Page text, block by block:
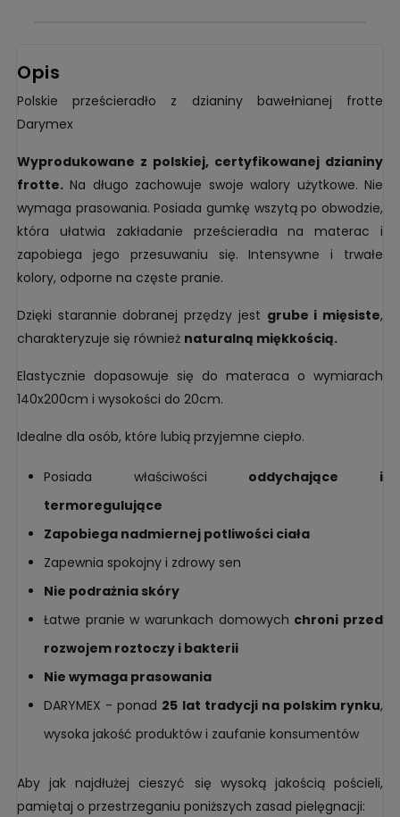
Opis
Polskie prześcieradło z dzianiny bawełnianej frotte
Darymex
Wyprodukowane z polskiej, certyfikowanej dzianiny
frotte. Na długo zachowuje swoje walory użytkowe. Nie
wymaga prasowania. Posiada gumkę wszytą po obwodzie,
która ułatwia zakładanie prześcieradła na materac i
zapobiega jego przesuwaniu się. Intensywne i trwałe
kolory, odporne na częste pranie.
Dzięki starannie dobranej przędzy jest grube i mięsiste,
charakteryzuje się również naturalną miękkością.
Elastycznie dopasowuje się do materaca o wymiarach
140x200cm i wysokości do 20cm.
Idealne dla osób, które lubią przyjemne ciepło.
Posiada właściwości oddychające i
termoregulujące
Zapobiega nadmiernej potliwości ciała
Zapewnia spokojny i zdrowy sen
Nie podrażnia skóry
Łatwe pranie w warunkach domowych chroni przed
rozwojem roztoczy i bakterii
Nie wymaga prasowania
DARYMEX - ponad 25 lat tradycji na polskim rynku,
wysoka jakość produktów i zaufanie konsumentów
Aby jak najdłużej cieszyć się wysoką jakością pościeli,
pamiętaj o przestrzeganiu poniższych zasad pielęgnacji: